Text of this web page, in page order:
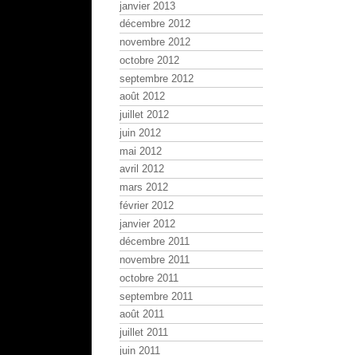
janvier 2013
décembre 2012
novembre 2012
octobre 2012
septembre 2012
août 2012
juillet 2012
juin 2012
mai 2012
avril 2012
mars 2012
février 2012
janvier 2012
décembre 2011
novembre 2011
octobre 2011
septembre 2011
août 2011
juillet 2011
juin 2011